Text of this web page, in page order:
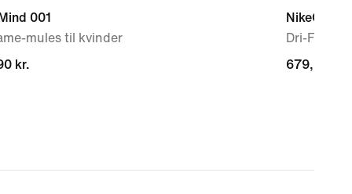
001
mules til kvinder
kr.
kr.
NikeCourt
Dri-FIT
679,90 kr.
679,90 kr.